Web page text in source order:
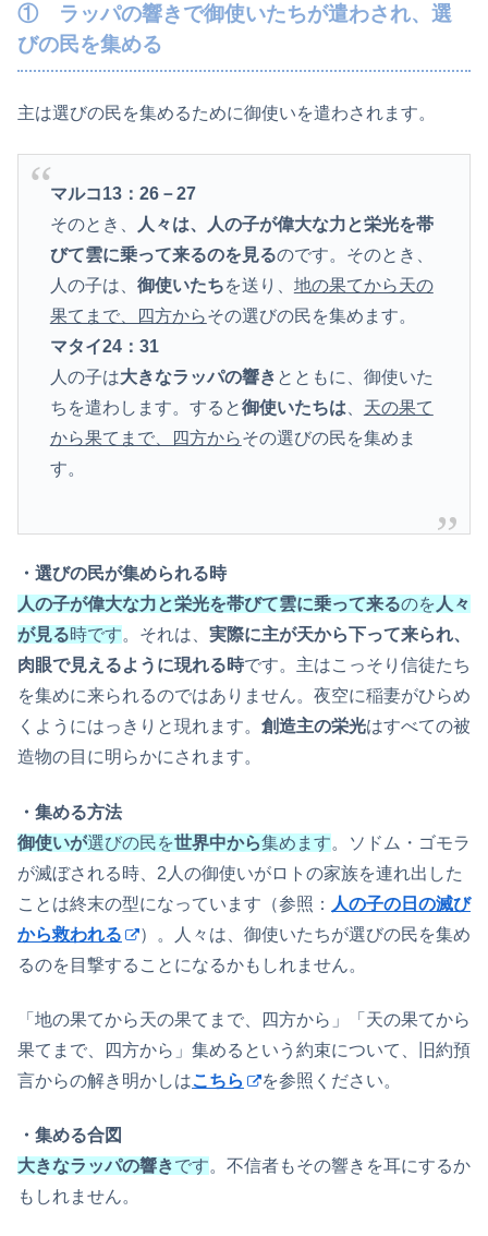
① ラッパの響きで御使いたちが遣わされ、選
びの民を集める
主は選びの民を集めるために御使いを遣わされます。
マルコ13：26－27
そのとき、
人々は、人の子が偉大な力と栄光を帯
びて雲に乗って来るのを見るのです。そのとき、
人の子は、 御使いたちを送り、 地の果てから天の
果てまで、四方からその選びの民を集めます。
マタイ24：31
人の子は大きなラッパの響き とともに、御使いた
ちを遣わします。すると御使いたちは
天の果て
から果てまで、四方からその選びの民を集めま
す。
・選びの民が集められる時
人の子が偉大な力と栄光を帯びて雲に乗って来るのを 人々
が見る時です。それは、 実際に主が天から下って来られ、
肉眼で見えるように現れる時です。主はこっそり信徒たち
を集めに来られるのではありません。夜空に稲妻がひらめ
くようにはっきりと現れます。 創造主の栄光はすべての被
造物の目に明らかにされます。
・集める方法
御使いが選びの民を世界中から集め ます。ソドム・ゴモラ
が滅ぼされる時、2人の御使いがロトの家族を連れ出した
ことは終末の型になっています（参照： 人の子の日の滅び
から救われる
）。人々は、御使いたちが選びの民を集め
るのを目撃することになるかもしれません。
「地の果てから天の果てまで、四方から」「天の果てから
果てまで、四方から」集めるという約束について、旧約預
言からの解き明かしはこちら を参照ください。
・集める合図
大きなラッパの響きです。不信者もその響きを耳にするか
もしれません。